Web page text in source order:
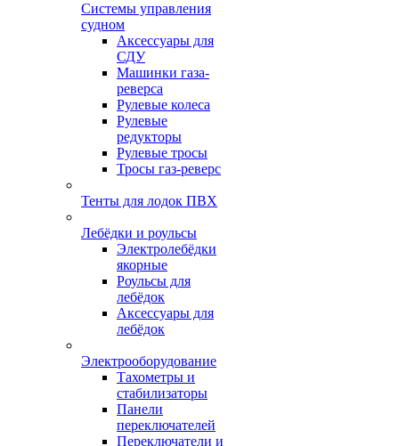
Системы управления
судном
Аксессуары для
СДУ
Машинки газа-
реверса
Рулевые колеса
Рулевые
редукторы
Рулевые тросы
Тросы газ-реверс
Тенты для лодок ПВХ
Лебёдки и роульсы
Электролебёдки
якорные
Роульсы для
лебёдок
Аксессуары для
лебёдок
Электрооборудование
Тахометры и
стабилизаторы
Панели
переключателей
Переключатели и